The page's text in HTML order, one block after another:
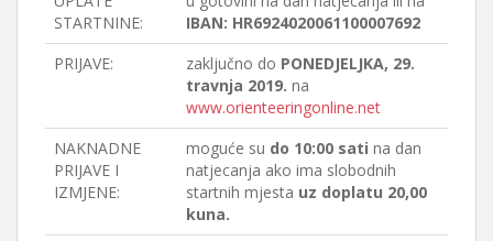
STARTNINE:
IBAN: HR6924020061100007692
PRIJAVE:
zaključno do PONEDJELJKA, 29.
travnja 2019. na
www.orienteeringonline.net
NAKNADNE
PRIJAVE I
IZMJENE:
moguće su do 10:00 sati na dan
natjecanja ako ima slobodnih
startnih mjesta uz doplatu 20,00
kuna.